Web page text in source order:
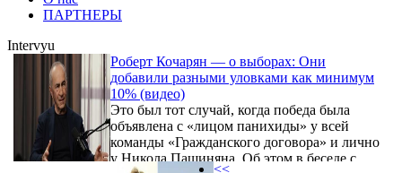
ПАРТНЕРЫ
Intervyu
Роберт Кочарян — о выборах: Они
добавили разными уловками как минимум
10% (видео)
Это был тот случай, когда победа была
объявлена с «лицом панихиды» у всей
команды «Гражданского договора» и лично
у Никола Пашиняна. Об этом в беседе с
<<